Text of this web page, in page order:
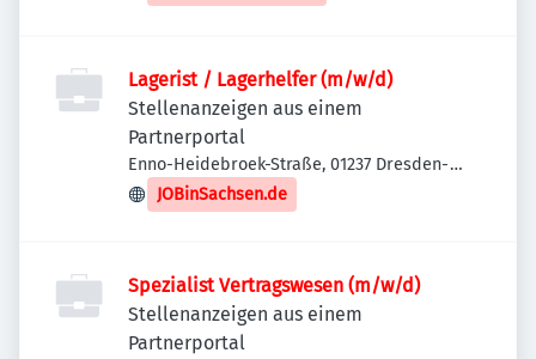
Lagerist / Lagerhelfer (m/w/d)
Stellenanzeigen aus einem
Partnerportal
Enno-Heidebroek-Straße, 01237 Dresden-
Prohlis, Deutschland
JOBinSachsen.de
Spezialist Vertragswesen (m/w/d)
Stellenanzeigen aus einem
Partnerportal